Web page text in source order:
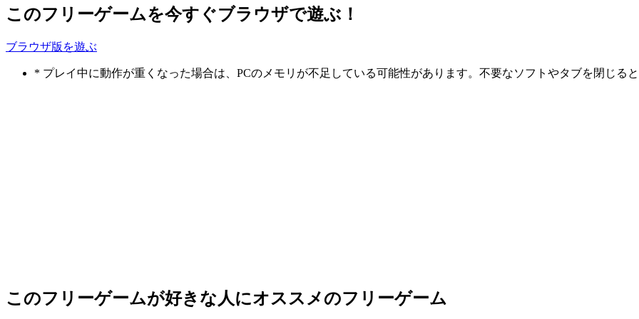
このフリーゲームを今すぐブラウザで遊ぶ！
ブラウザ版を遊ぶ
* プレイ中に動作が重くなった場合は、PCのメモリが不足している可能性があります。不要なソフトやタブを閉じると
このフリーゲームが好きな人にオススメのフリーゲーム